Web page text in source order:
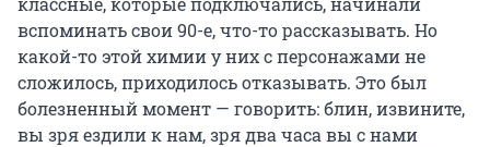
вспоминать свои 90-е, что-то рассказывать. Но
какой-то этой химии у них с персонажами не
сложилось, приходилось отказывать. Это был
болезненный момент — говорить: блин, извините,
вы зря ездили к нам, зря два часа вы с нами